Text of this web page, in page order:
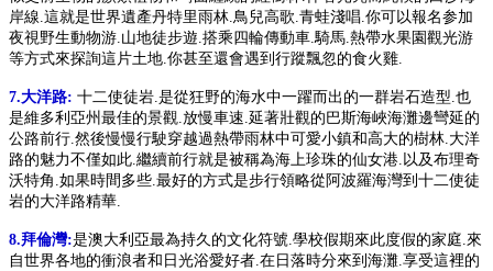
岸線.這就是世界遺產丹特里雨林.鳥兒高歌.青蛙淺唱.你可以報名参加
夜視野生動物游.山地徒步遊.搭乘四輪傳動車.騎馬.熱帶水果園觀光游
等方式來探詢這片土地.你甚至還會遇到行蹤飄忽的食火雞.
7.大洋路: 十二使徒岩.是從狂野的海水中一躍而出的一群岩石造型.也
是維多利亞州最佳的景觀.放慢車速.延著壯觀的巴斯海峽海灘邊彎延的
公路前行.然後慢慢行駛穿越過熱帶雨林中可愛小鎮和高大的樹林.大洋
路的魅力不僅如此.繼續前行就是被稱為海上珍珠的仙女港.以及布理奇
沃特角.如果時間多些.最好的方式是步行領略從阿波羅海灣到十二使徒
岩的大洋路精華.
8.拜倫灣:是澳大利亞最為持久的文化符號.學校假期來此度假的家庭.來
自世界各地的衝浪者和日光浴愛好者.在日落時分來到海灘.享受這裡的